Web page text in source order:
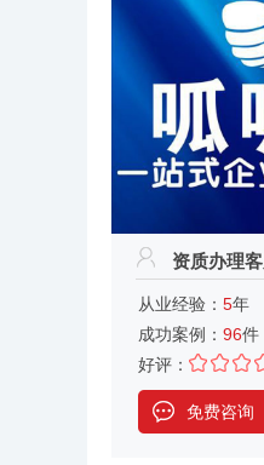
资质办理
从业经验： 5年
成功案例： 96件
好评：
免费咨询